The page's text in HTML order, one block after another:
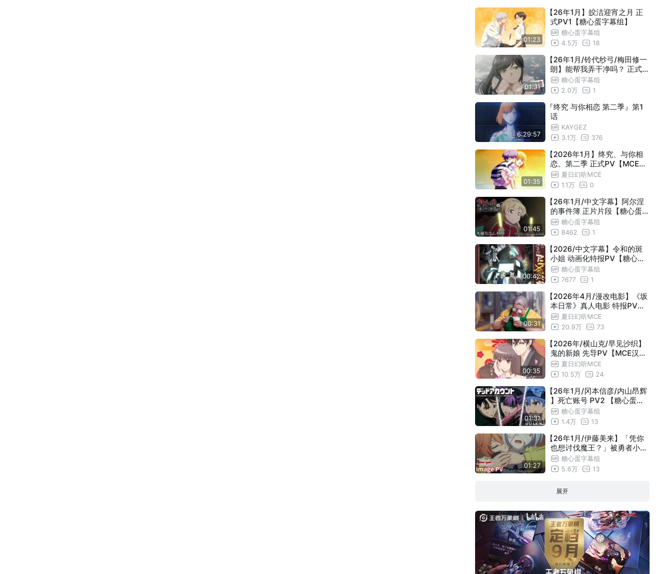
【官方中字】
【1月】阿尔涅的事件簿 正式PV2【糖心
蛋字幕组】
01:08
【1月11日/女王蜂】地狱乐 第二季 正式P
V3【糖心蛋字幕组】
【1月/中字】靠死亡游戏混饭吃。游戏P
V2「废弃大楼」【糖心蛋字幕组】
【1月/中字】勇者之屑 正式PV2【糖心蛋
字幕组】
01:33
【2月/中字】名侦探光之美少女！预告P
V【糖心蛋字幕组】
01:23
【26年1月】皎洁迎宵之月 正
式PV1【糖心蛋字幕组】
糖心蛋字幕组
4.5万
18
01:31
【26年1月/铃代纱弓/梅田修一
朗】能帮我弄干净吗？ 正式P
V1【糖心蛋字幕组】
糖心蛋字幕组
2.0万
1
6:29:57
『终究 与你相恋 第二季』第1
话
KAYGEZ
3.1万
376
01:35
【2026年1月】终究、与你相
恋。第二季 正式PV【MCE汉
化组】夏日幻听MCE
1.1万
0
01:45
【26年1月/中文字幕】阿尔涅
的事件簿 正片片段【糖心蛋字
幕组】糖心蛋字幕组
8462
1
00:42
【2026/中文字幕】令和的斑
小姐 动画化特报PV【糖心蛋
字幕组】
糖心蛋字幕组
7677
1
00:31
【2026年4月/漫改电影】《坂
本日常》真人电影 特报PV【
MCE汉化组】
夏日幻听MCE
20.9万
73
00:35
【2026年/横山克/早见沙织】
鬼的新娘 先导PV【MCE汉化
组】夏日幻听MCE
10.5万
24
01:31
【26年1月/冈本信彦/内山昂辉
】死亡账号 PV2 【糖心蛋字
幕组】糖心蛋字幕组
1.4万
13
01:27
【26年1月/伊藤美来】「凭你
也想讨伐魔王？」被勇者小队
逐出队伍，只好在王都自在过
活 印象PV【糖心蛋字幕组】
糖心蛋字幕组
5.6万
13
展开